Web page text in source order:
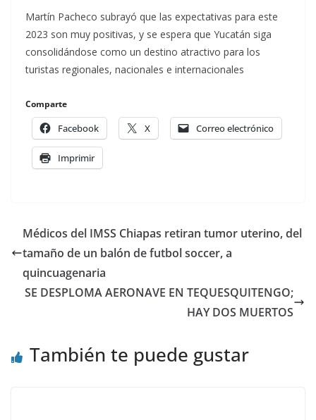
Martín Pacheco subrayó que las expectativas para este
2023 son muy positivas, y se espera que Yucatán siga
consolidándose como un destino atractivo para los
turistas regionales, nacionales e internacionales
Comparte
Facebook X Correo electrónico
Imprimir
Médicos del IMSS Chiapas retiran tumor uterino, del
tamaño de un balón de futbol soccer, a
quincuagenaria
SE DESPLOMA AERONAVE EN TEQUESQUITENGO;
HAY DOS MUERTOS
También te puede gustar